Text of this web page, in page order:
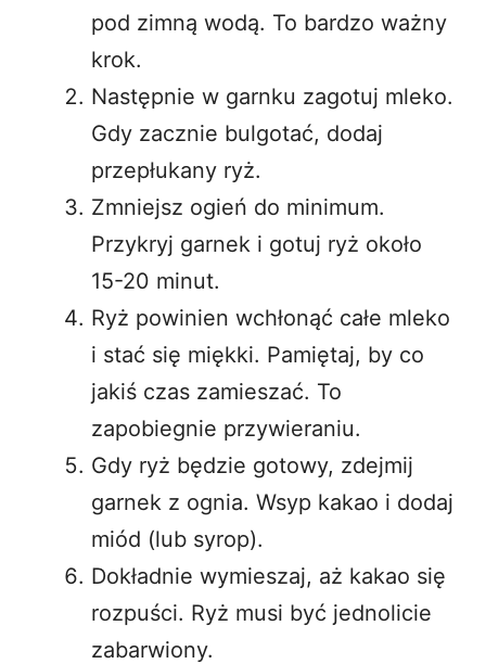
pod zimną wodą. To bardzo ważny
krok.
Następnie w garnku zagotuj mleko.
Gdy zacznie bulgotać, dodaj
przepłukany ryż.
Zmniejsz ogień do minimum.
Przykryj garnek i gotuj ryż około
15-20 minut.
Ryż powinien wchłonąć całe mleko
i stać się miękki. Pamiętaj, by co
jakiś czas zamieszać. To
zapobiegnie przywieraniu.
Gdy ryż będzie gotowy, zdejmij
garnek z ognia. Wsyp kakao i dodaj
miód (lub syrop).
Dokładnie wymieszaj, aż kakao się
rozpuści. Ryż musi być jednolicie
zabarwiony.